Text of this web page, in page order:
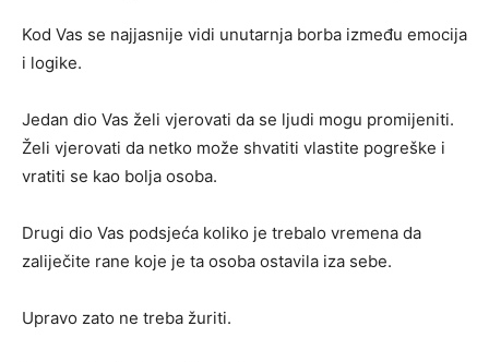
Kod Vas se najjasnije vidi unutarnja borba između emocija
i logike.
Jedan dio Vas želi vjerovati da se ljudi mogu promijeniti.
Želi vjerovati da netko može shvatiti vlastite pogreške i
vratiti se kao bolja osoba.
Drugi dio Vas podsjeća koliko je trebalo vremena da
zaliječite rane koje je ta osoba ostavila iza sebe.
Upravo zato ne treba žuriti.